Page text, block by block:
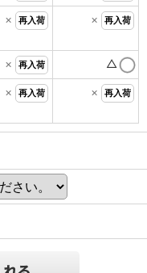
× 再入荷 × 再入荷
× 再入荷 △
× 再入荷 × 再入荷